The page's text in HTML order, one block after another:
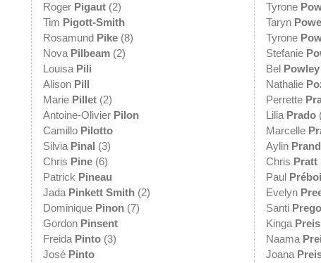
Roger Pigaut (2)
Tim Pigott-Smith
Rosamund Pike (8)
Nova Pilbeam (2)
Louisa Pili
Alison Pill
Marie Pillet (2)
Antoine-Olivier Pilon
Camillo Pilotto
Silvia Pinal (3)
Chris Pine (6)
Patrick Pineau
Jada Pinkett Smith (2)
Dominique Pinon (7)
Gordon Pinsent
Freida Pinto (3)
José Pinto
Tyrone
Taryn
Tyrone
Stefanie
Bel Powley
Nathalie
Perrette
Lilia Prado
Marcelle
Aylin
Chris Pratt
Paul
Evelyn
Santi Prego
Kinga Preis
Naama
Joana